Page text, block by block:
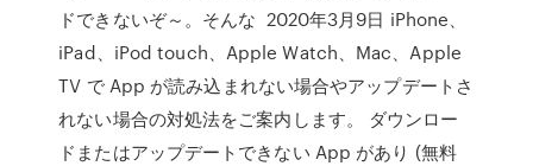
ドできないぞ～。そんな 2020年3月9日 iPhone、
iPad、iPod touch、Apple Watch、Mac、Apple
TV で App が読み込まれない場合やアップデートさ
れない場合の対処法をご案内します。 ダウンロー
ドまたはアップデートできない App があり (無料